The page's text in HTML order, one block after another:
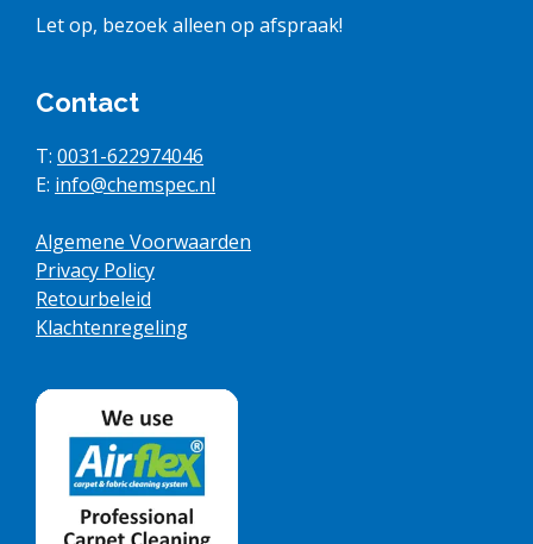
Let op, bezoek alleen op afspraak!
Contact
T: 0031-622974046
E: info@chemspec.nl
Algemene Voorwaarden
Privacy Policy
Retourbeleid
Klachtenregeling